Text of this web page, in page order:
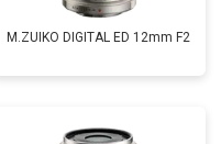
M.ZUIKO DIGITAL ED 12mm F2